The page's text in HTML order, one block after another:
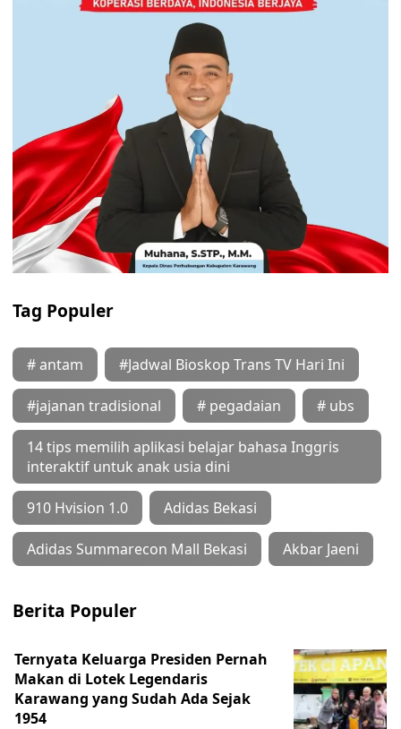
Tag Populer
# antam #Jadwal Bioskop Trans TV Hari Ini
#jajanan tradisional # pegadaian # ubs
14 tips memilih aplikasi belajar bahasa Inggris
interaktif untuk anak usia dini
910 Hvision 1.0 Adidas Bekasi
Adidas Summarecon Mall Bekasi Akbar Jaeni
Berita Populer
Ternyata Keluarga Presiden Pernah
Makan di Lotek Legendaris
Karawang yang Sudah Ada Sejak
1954